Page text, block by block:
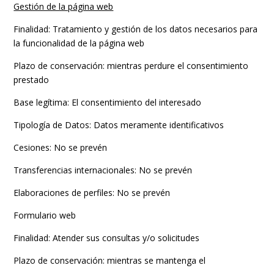
Gestión de la página web
Finalidad: Tratamiento y gestión de los datos necesarios para
la funcionalidad de la página web
Plazo de conservación: mientras perdure el consentimiento
prestado
Base legítima: El consentimiento del interesado
Tipología de Datos: Datos meramente identificativos
Cesiones: No se prevén
Transferencias internacionales: No se prevén
Elaboraciones de perfiles: No se prevén
Formulario web
Finalidad: Atender sus consultas y/o solicitudes
Plazo de conservación: mientras se mantenga el